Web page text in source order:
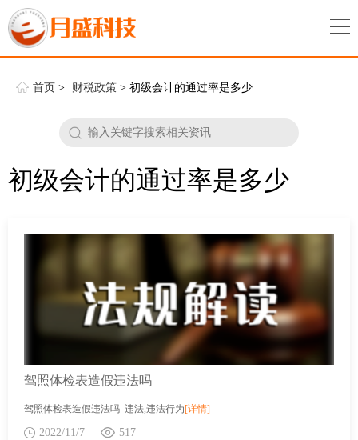
首页 > 财税政策 > 初级会计的通过率是多少
初级会计的通过率是多少
驾照体检表造假违法吗
驾照体检表造假违法吗 违法,违法行为[详情]
2022/11/7 517